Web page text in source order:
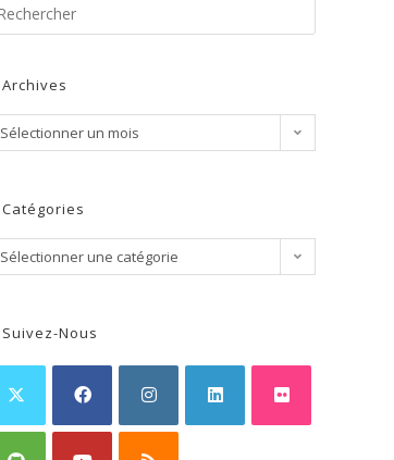
Archives
Sélectionner un mois
Catégories
Sélectionner une catégorie
Suivez-Nous